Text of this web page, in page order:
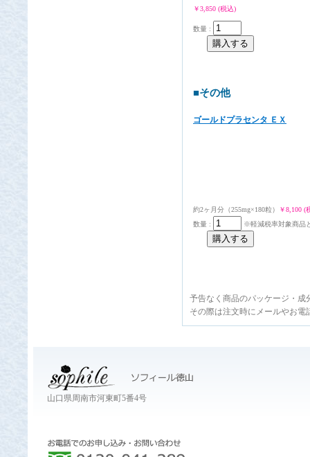
￥3,850 (税込)
数量 :
■その他
ゴールドプラセンタ ＥＸ
約2ヶ月分（255mg×180粒）
￥8,100 (
数量 :
※軽減税率対象商品
予告なく商品のパッケージ・成
その際は注文時にメールやお
山口県周南市河東町5番4号